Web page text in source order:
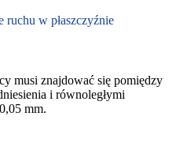
ruchu w płaszczyźnie
musi znajdować się pomiędzy
i równoległymi
mm.